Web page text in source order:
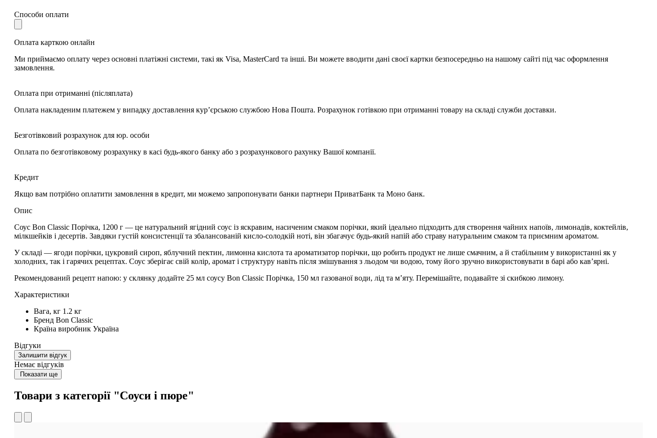
Способи оплати
Оплата карткою онлайн
Ми приймаємо оплату через основні платіжні системи, такі як Visa, MasterCard та інші. Ви можете вводити дані своєї картки безпосередньо на нашому сайті під час оформлення
замовлення.
Оплата при отриманні (післяплата)
Оплата накладеним платежем у випадку доставлення кур’єрською службою Нова Пошта. Розрахунок готівкою при отриманні товару на складі служби доставки.
Безготівковий розрахунок для юр. особи
Оплата по безготівковому розрахунку в касі будь-якого банку або з розрахункового рахунку Вашої компанії.
Кредит
Якщо вам потрібно оплатити замовлення в кредит, ми можемо запропонувати банки партнери ПриватБанк та Моно банк.
Опис
Соус Bon Classic Порічка, 1200 г — це натуральний ягідний соус із яскравим, насиченим смаком порічки, який ідеально підходить для створення чайних напоїв, лимонадів, коктейлів,
мілкшейків і десертів. Завдяки густій консистенції та збалансованій кисло-солодкій ноті, він збагачує будь-який напій або страву натуральним смаком та приємним ароматом.
У складі — ягоди порічки, цукровий сироп, яблучний пектин, лимонна кислота та ароматизатор порічки, що робить продукт не лише смачним, а й стабільним у використанні як у
холодних, так і гарячих рецептах. Соус зберігає свій колір, аромат і структуру навіть після змішування з льодом чи водою, тому його зручно використовувати в барі або кав’ярні.
Рекомендований рецепт напою: у склянку додайте 25 мл соусу Bon Classic Порічка, 150 мл газованої води, лід та м’яту. Перемішайте, подавайте зі скибкою лимону.
Характеристики
Вага, кг 1.2 кг
Бренд Bon Classic
Країна виробник Україна
Відгуки
Залишити відгук
Немає відгуків
Показати ще
Товари з категорії "Соуси і пюре"